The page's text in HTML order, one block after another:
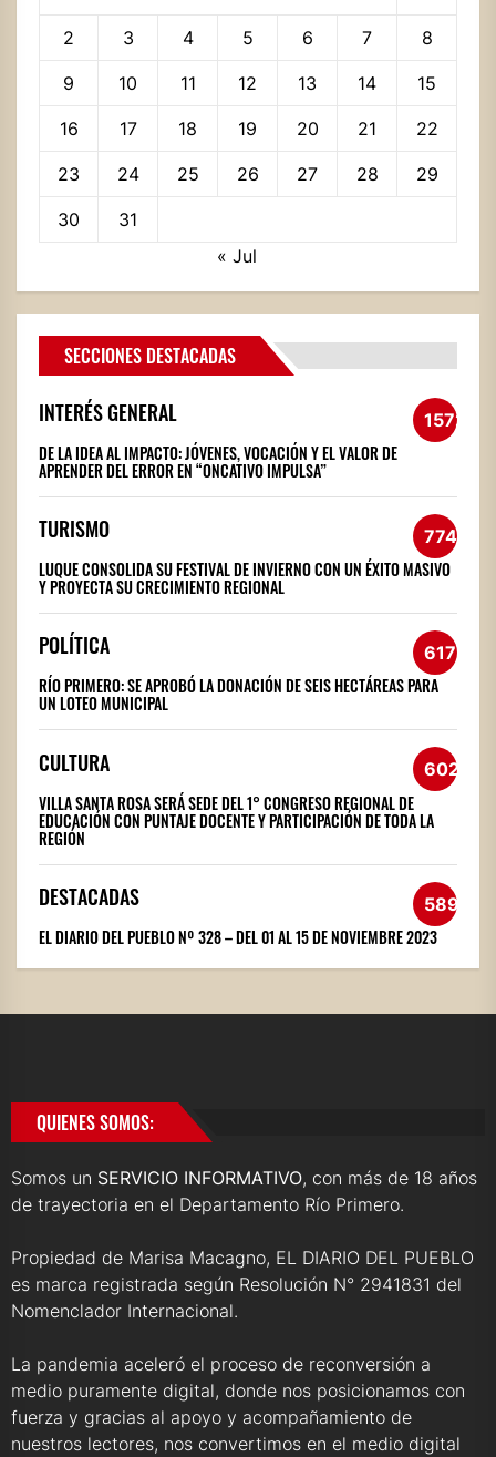
2 3 4 5 6 7 8
9 10 11 12 13 14 15
16 17 18 19 20 21 22
23 24 25 26 27 28 29
30
31
« Jul
SECCIONES DESTACADAS
INTERÉS GENERAL 1572
DE LA IDEA AL IMPACTO: JÓVENES, VOCACIÓN Y EL VALOR DE
APRENDER DEL ERROR EN “ONCATIVO IMPULSA”
TURISMO 774
LUQUE CONSOLIDA SU FESTIVAL DE INVIERNO CON UN ÉXITO MASIVO
Y PROYECTA SU CRECIMIENTO REGIONAL
POLÍTICA 617
RÍO PRIMERO: SE APROBÓ LA DONACIÓN DE SEIS HECTÁREAS PARA
UN LOTEO MUNICIPAL
CULTURA 602
VILLA SANTA ROSA SERÁ SEDE DEL 1° CONGRESO REGIONAL DE
EDUCACIÓN CON PUNTAJE DOCENTE Y PARTICIPACIÓN DE TODA LA
REGIÓN
DESTACADAS 589
EL DIARIO DEL PUEBLO Nº 328 – DEL 01 AL 15 DE NOVIEMBRE 2023
QUIENES SOMOS:
Somos un SERVICIO INFORMATIVO, con más de 18 años
de trayectoria en el Departamento Río Primero.
Propiedad de Marisa Macagno, EL DIARIO DEL PUEBLO
es marca registrada según Resolución N° 2941831 del
Nomenclador Internacional.
La pandemia aceleró el proceso de reconversión a
medio puramente digital, donde nos posicionamos con
fuerza y gracias al apoyo y acompañamiento de
nuestros lectores, nos convertimos en el medio digital